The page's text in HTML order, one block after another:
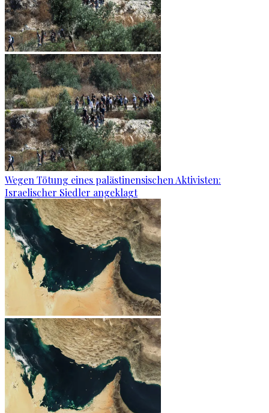
Wegen Tötung eines palästinensischen Aktivisten:
Israelischer Siedler angeklagt